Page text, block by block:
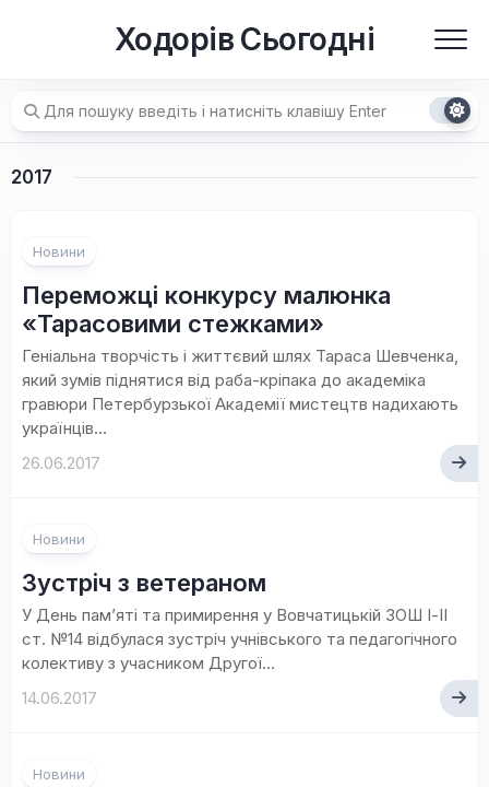
Ходорів Сьогодні
2017
Новини
Переможці конкурсу малюнка
«Тарасовими стежками»
Геніальна творчість і життєвий шлях Тараса Шевченка,
який зумів піднятися від раба-кріпака до академіка
гравюри Петербурзької Академії мистецтв надихають
українців...
26.06.2017
Новини
Зустріч з ветераном
У День пам’яті та примирення у Вовчатицькій ЗОШ І-ІІ
ст. №14 відбулася зустріч учнівського та педагогічного
колективу з учасником Другої...
14.06.2017
Новини